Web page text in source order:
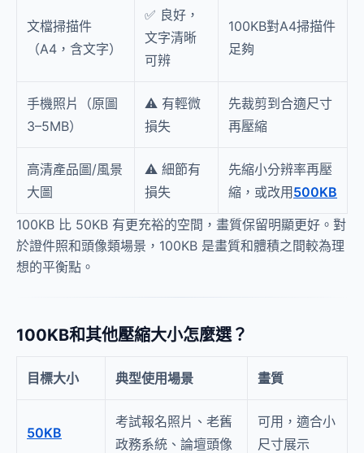
文檔掃描件
（A4，含文字）
✅ 良好，
文字清晰
可辨
100KB對A4掃描件
足夠
手機照片（原圖
3–5MB）
⚠️ 有輕微
損失
先裁剪到合適尺寸
再壓縮
高清產品圖/風景
大圖
⚠️ 細節有
損失
先縮小分辨率再壓
縮，或改用 500KB
100KB 比 50KB 有更充裕的空間，畫質保留明顯更好。對
於證件照和頭像類場景，100KB 是畫質和體積之間較為理
想的平衡點。
100KB和其他壓縮大小怎麼選？
目標大小 典型使用場景 畫質
50KB
考試報名照片、老舊
政務系統、論壇頭像
可用，適合小
尺寸展示